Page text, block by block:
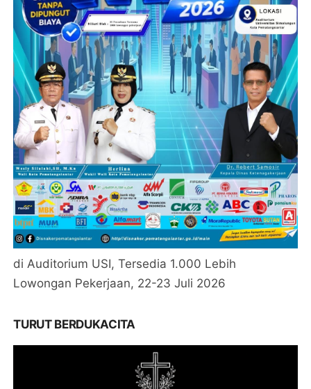
di Auditorium USI, Tersedia 1.000 Lebih
Lowongan Pekerjaan, 22-23 Juli 2026
TURUT BERDUKACITA